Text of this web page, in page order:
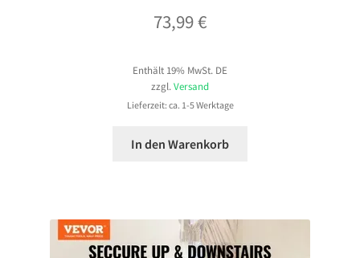
73,99€
Enthält 19% MwSt. DE
zzgl. Versand
Lieferzeit: ca. 1-5 Werktage
In den Warenkorb